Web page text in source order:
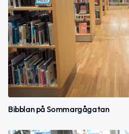
Bibblan på Sommargågatan